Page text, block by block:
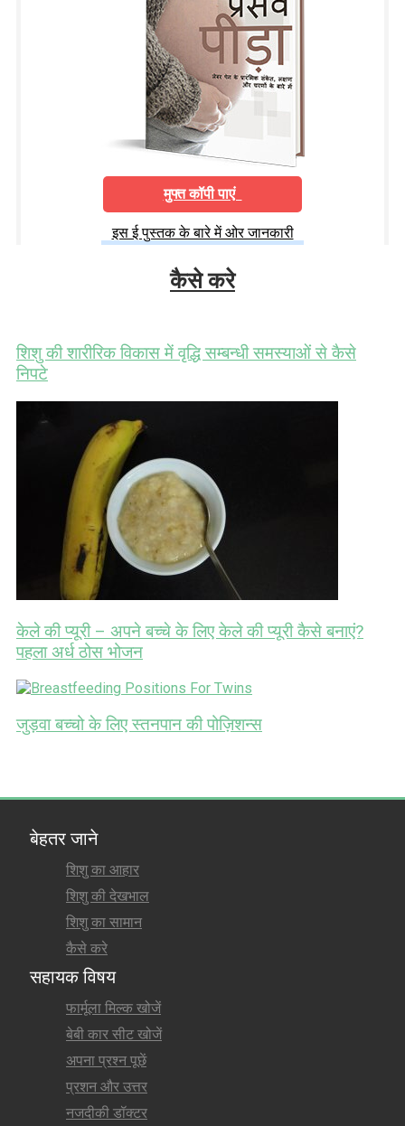
मुफ्त कॉपी पाएं
इस ई पुस्तक के बारे में ओर जानकारी
कैसे करे
शिशु की शारीरिक विकास में वृद्धि सम्बन्धी समस्याओं से कैसे
निपटे
केले की प्यूरी – अपने बच्चे के लिए केले की प्यूरी कैसे बनाएं?
पहला अर्ध ठोस भोजन
जुड़वा बच्चो के लिए स्तनपान की पोज़िशन्स
बेहतर जाने
शिशु का आहार
शिशु की देखभाल
शिशु का सामान
कैसे करे
सहायक विषय
फार्मूला मिल्क खोजें
बेबी कार सीट खोजें
अपना प्रश्न पूछें
प्रशन और उत्तर
नजदीकी डॉक्टर